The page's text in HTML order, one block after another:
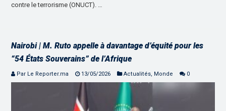
contre le terrorisme (ONUCT). …
Nairobi | M. Ruto appelle à davantage d’équité pour les
“54 États Souverains” de l’Afrique
Par Le Reporter.ma 13/05/2026 Actualités, Monde 0